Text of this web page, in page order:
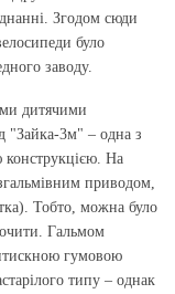
Згодом сюди
було
заводу.
дитячими
"Зайка-3м" – одна з
На
приводом,
Тобто, можна було
Гальмом
гумовою
типу – однак